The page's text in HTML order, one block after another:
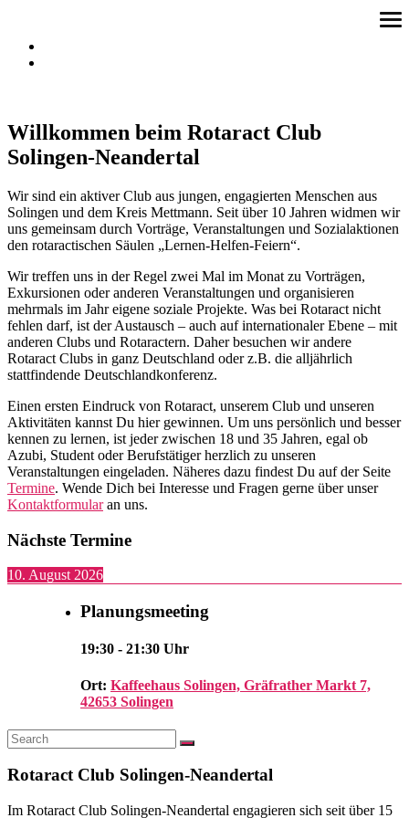
content
Willkommen beim Rotaract Club
Solingen-Neandertal
Wir sind ein aktiver Club aus jungen, engagierten Menschen aus
Solingen und dem Kreis Mettmann. Seit über 10 Jahren widmen wir
uns gemeinsam durch Vorträge, Veranstaltungen und Sozialaktionen
den rotaractischen Säulen „Lernen-Helfen-Feiern“.
Wir treffen uns in der Regel zwei Mal im Monat zu Vorträgen,
Exkursionen oder anderen Veranstaltungen und organisieren
mehrmals im Jahr eigene soziale Projekte. Was bei Rotaract nicht
fehlen darf, ist der Austausch – auch auf internationaler Ebene – mit
anderen Clubs und Rotaractern. Daher besuchen wir andere
Rotaract Clubs in ganz Deutschland oder z.B. die alljährlich
stattfindende Deutschlandkonferenz.
Einen ersten Eindruck von Rotaract, unserem Club und unseren
Aktivitäten kannst Du hier gewinnen. Um uns persönlich und besser
kennen zu lernen, ist jeder zwischen 18 und 35 Jahren, egal ob
Azubi, Student oder Berufstätiger herzlich zu unseren
Veranstaltungen eingeladen. Näheres dazu findest Du auf der Seite
Termine. Wende Dich bei Interesse und Fragen gerne über unser
Kontaktformularan uns.
Nächste Termine
10. August 2026
Planungsmeeting
19:30 - 21:30 Uhr
Ort: Kaffeehaus Solingen, Gräfrather Markt 7,
42653 Solingen
Search
for:
Search
Rotaract Club Solingen-Neandertal
Im Rotaract Club Solingen-Neandertal engagieren sich seit über 15